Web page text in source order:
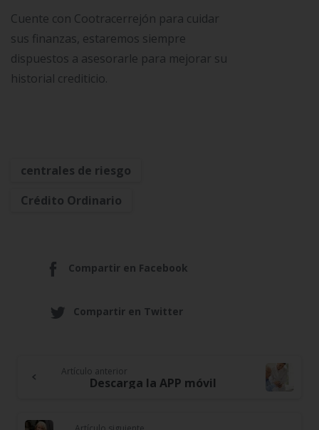
Cuente con Cootracerrejón para cuidar
sus finanzas, estaremos siempre
dispuestos a asesorarle para mejorar su
historial crediticio.
centrales de riesgo
Crédito Ordinario
Compartir en Facebook
Compartir en Twitter
Continue
Reading
Artículo anterior
Descarga la APP móvil